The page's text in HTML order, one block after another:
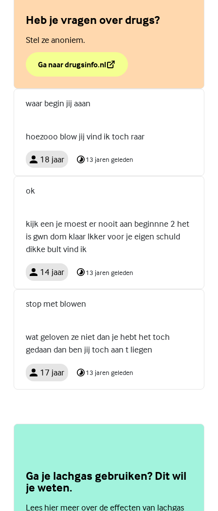
Heb je vragen over drugs?
Stel ze anoniem.
Ga naar drugsinfo.nl
over Heb je vragen over drugs?
(Externe link)
waar begin jij aaan
hoezooo blow jij vind ik toch raar
18 jaar 13 jaren geleden
ok
kijk een je moest er nooit aan beginnne 2 het
is gwn dom klaar lkker voor je eigen schuld
dikke bult vind ik
14 jaar 13 jaren geleden
stop met blowen
wat geloven ze niet dan je hebt het toch
gedaan dan ben jij toch aan t liegen
17 jaar 13 jaren geleden
Ga je lachgas gebruiken? Dit wil
je weten.
Lees hier meer over de effecten van lachgas